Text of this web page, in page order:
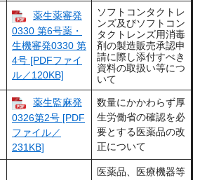
薬生薬審発
0330 第6号薬・
生機審発0330 第
4号 [PDFファイ
ル／120KB]
ソフトコンタクトレ
ンズ及びソフトコン
タクトレンズ用消毒
剤の製造販売承認申
請に際し添付すべき
資料の取扱い等につ
いて
薬生監麻発
0326第2号 [PDF
ファイル／
231KB]
数量にかかわらず厚
生労働省の確認を必
要とする医薬品の改
正について
医薬品、医療機器等